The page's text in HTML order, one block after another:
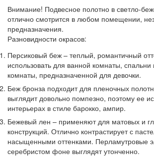
Внимание! Подвесное полотно в светло-
отлично смотрится в любом помещении,
предназначения.
Разновидности окрасов:
Персиковый беж – теплый, романтичный
использовать для ванной комнаты, спальни
комнаты, предназначенной для девочки.
Беж бронза подходит для пленочных
выглядит довольно помпезно, поэтому ее
интерьерах в стиле барокко, ампир.
Бежевый лен – применяют для матовых и
конструкций. Отлично контрастирует с
насыщенными оттенками. Перламутровые
серебристом фоне выглядят утонченно.